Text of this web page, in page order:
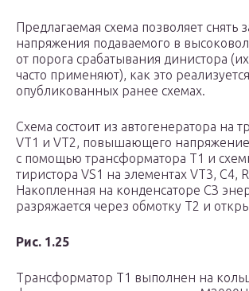
Предлагаемая схема позволяет снять
напряжения подаваемого в
от порога срабатывания динистора
часто применяют), как это
опубликованных ранее схемах.
Схема состоит из автогенератора на
VT1 и VT2, повышающего
с помощью трансформатора Т1 и
тиристора VS1 на элементах VT3, С4,
Накопленная на конденсаторе СЗ
разряжается через обмотку Т2 и
Рис. 1.25
Трансформатор Т1 выполнен на